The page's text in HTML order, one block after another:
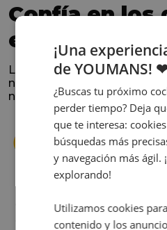
Confía en los
elegido
La satisfacción y la
nuestra prioridad. Lee lo
nuestra historia.
Cuando decidí vender
diferentes empresas
¡Una
de YOUMANS!
¿Buscas tu próximo
perder tiempo? Deja
que te interesa:
búsquedas más
y navegación más ágil.
explorando!
Utilizamos cookies
contenido y los